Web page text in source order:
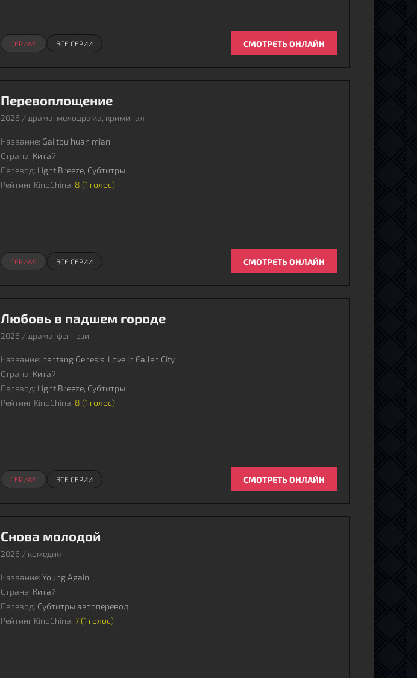
СЕРИАЛ ВСЕ СЕРИИ СМОТРЕТЬ ОНЛАЙН
Перевоплощение
2026 / драма, мелодрама, криминал
СЕРИАЛ ВСЕ СЕРИИ
Название: Gai tou huan mian
Страна: Китай
Перевод: Light Breeze, Субтитры
Рейтинг KinoChina: 8 (1 голос)
СМОТРЕТЬ ОНЛАЙН
Любовь в падшем городе
2026 / драма, фэнтези
СЕРИАЛ ВСЕ СЕРИИ
Название: hentang Genesis: Love in Fallen City
Страна: Китай
Перевод: Light Breeze, Субтитры
Рейтинг KinoChina: 8 (1 голос)
СМОТРЕТЬ ОНЛАЙН
Снова молодой
2026 / комедия
Название: Young Again
Страна: Китай
Перевод: Субтитры автоперевод
Рейтинг KinoChina: 7 (1 голос)